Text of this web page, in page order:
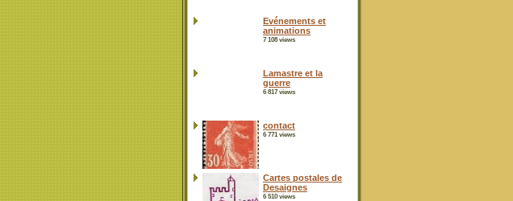
Evénements et
animations
7 108 views
Lamastre et la
guerre
6 817 views
contact
6 771 views
Cartes postales de
Desaignes
6 510 views